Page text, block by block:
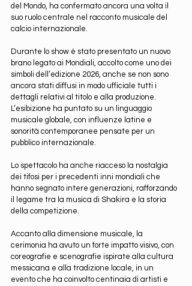
del Mondo, ha confermato ancora una volta il
suo ruolo centrale nel racconto musicale del
calcio internazionale.
Durante lo show è stato presentato un nuovo
brano legato ai Mondiali, accolto come uno dei
simboli dell’edizione 2026, anche se non sono
ancora stati diffusi in modo ufficiale tutti i
dettagli relativi al titolo e alla produzione.
L’esibizione ha puntato su un linguaggio
musicale globale, con influenze latine e
sonorità contemporanee pensate per un
pubblico internazionale.
Lo spettacolo ha anche riacceso la nostalgia
dei tifosi per i precedenti inni mondiali che
hanno segnato intere generazioni, rafforzando
il legame tra la musica di Shakira e la storia
della competizione.
Accanto alla dimensione musicale, la
cerimonia ha avuto un forte impatto visivo, con
coreografie e scenografie ispirate alla cultura
messicana e alla tradizione locale, in un
evento che ha coinvolto centinaia di artisti e